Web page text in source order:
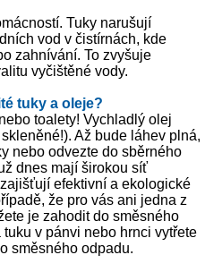
Tuky narušují
vod v čistírnách, kde
zahnívání. To zvyšuje
vyčištěné vody.
tuky a oleje?
toalety! Vychladlý olej
Až bude láhev plná,
nebo odvezte do sběrného
dnes mají širokou síť
efektivní a ekologické
že pro vás ani jedna z
je zahodit do směsného
v pánvi nebo hrnci vytřete
směsného odpadu.